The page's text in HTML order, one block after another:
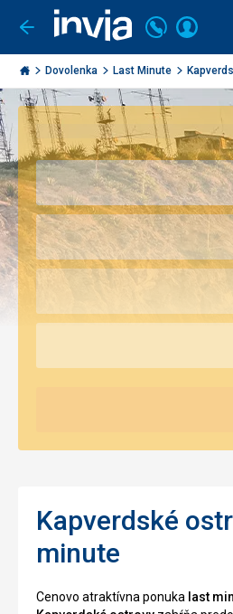
Ísť
späť
Invia.sk
Volajte
+421
2
3221
0491
Dovolenka Last Minute
Kapverdské
minute
Cenovo atraktívna ponuka last